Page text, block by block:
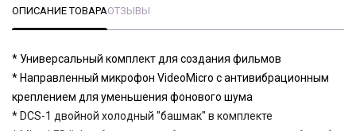
ОПИСАНИЕ ТОВАРАОТЗЫВЫ
* Универсальный комплект для создания фильмов
* Направленный микрофон VideoMicro с антивибрационным
креплением для уменьшения фонового шума
* DCS-1 двойной холодный "башмак" в комплекте